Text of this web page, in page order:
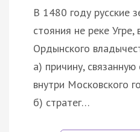
В 1480 году русские
стояния не реке
Ордынского
а) причину,
внутри Московского
б) стратег…